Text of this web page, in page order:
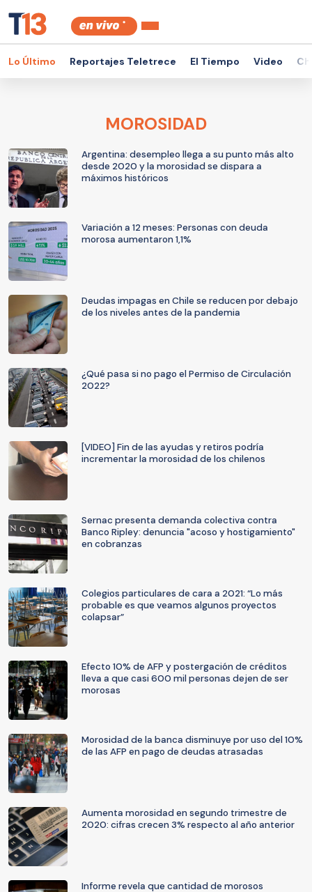
Lo Último Reportajes Teletrece El Tiempo Video
MOROSIDAD
Argentina: desempleo llega a su punto más alto
desde 2020 y la morosidad se dispara a
máximos históricos
Variación a 12 meses: Personas con deuda
morosa aumentaron 1,1%
Deudas impagas en Chile se reducen por debajo
de los niveles antes de la pandemia
¿Qué pasa si no pago el Permiso de Circulación
2022?
[VIDEO] Fin de las ayudas y retiros podría
incrementar la morosidad de los chilenos
Sernac presenta demanda colectiva contra
Banco Ripley: denuncia "acoso y hostigamiento"
en cobranzas
Colegios particulares de cara a 2021: “Lo más
probable es que veamos algunos proyectos
colapsar”
Efecto 10% de AFP y postergación de créditos
lleva a que casi 600 mil personas dejen de ser
morosas
Morosidad de la banca disminuye por uso del 10%
de las AFP en pago de deudas atrasadas
Aumenta morosidad en segundo trimestre de
2020: cifras crecen 3% respecto al año anterior
Informe revela que cantidad de morosos